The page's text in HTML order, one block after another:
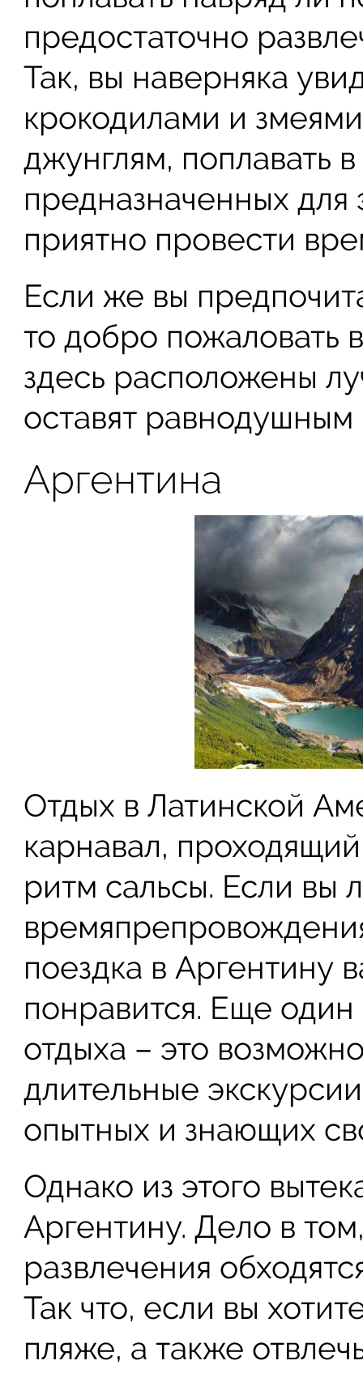
предостаточно
Так, вы наверняка
крокодилами и
джунглям, поплавать
предназначенных для
приятно провести
Если же вы
то добро пожаловать
здесь расположены
оставят равнодушным
Аргентина
Отдых в Латинской
карнавал,
ритм сальсы. Если вы
поездка в Аргентину
понравится. Еще один
отдыха – это
длительные
опытных и знающих
Однако из этого
Аргентину. Дело в
развлечения
Так что, если вы
пляже, а также